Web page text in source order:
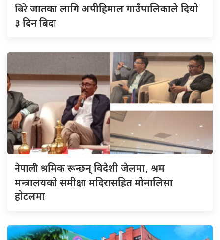
बिरेजातका लागि अपीहिमाल गाउँपालिकाले दियो
३ दिन बिदा
नेपालीश्रमिक रून्छन् विदेशी जेलमा, श्रम
मन्त्रालयको समीक्षा मदिरासहित मोनालिसा
होटलमा